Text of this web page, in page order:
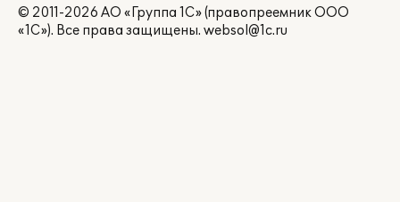
© 2011-2026 АО «Группа 1С» (правопреемник ООО
«1С»). Все права защищены. websol@1c.ru